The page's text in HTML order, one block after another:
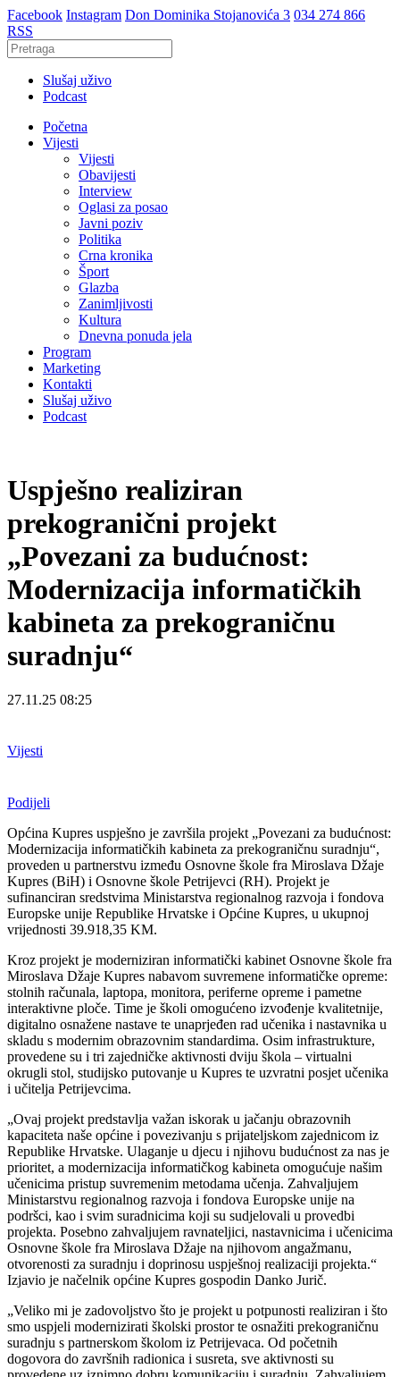
Facebook Instagram Don Dominika Stojanovića 3 034 274 866
RSS
Slušaj uživo
Podcast
Početna
Vijesti
Vijesti
Obavijesti
Interview
Oglasi za posao
Javni poziv
Politika
Crna kronika
Šport
Glazba
Zanimljivosti
Kultura
Dnevna ponuda jela
Program
Marketing
Kontakti
Slušaj uživo
Podcast
Uspješno realiziran
prekogranični projekt
„Povezani za budućnost:
Modernizacija informatičkih
kabineta za prekograničnu
suradnju“
27.11.25 08:25
Vijesti
Podijeli
Općina Kupres uspješno je završila projekt „Povezani za budućnost:
Modernizacija informatičkih kabineta za prekograničnu suradnju“,
proveden u partnerstvu između Osnovne škole fra Miroslava Džaje
Kupres (BiH) i Osnovne škole Petrijevci (RH). Projekt je
sufinanciran sredstvima Ministarstva regionalnog razvoja i fondova
Europske unije Republike Hrvatske i Općine Kupres, u ukupnoj
vrijednosti 39.918,35 KM.
Kroz projekt je moderniziran informatički kabinet Osnovne škole fra
Miroslava Džaje Kupres nabavom suvremene informatičke opreme:
stolnih računala, laptopa, monitora, periferne opreme i pametne
interaktivne ploče. Time je školi omogućeno izvođenje kvalitetnije,
digitalno osnažene nastave te unaprjeđen rad učenika i nastavnika u
skladu s modernim obrazovnim standardima. Osim infrastrukture,
provedene su i tri zajedničke aktivnosti dviju škola – virtualni
okrugli stol, studijsko putovanje u Kupres te uzvratni posjet učenika
i učitelja Petrijevcima.
„Ovaj projekt predstavlja važan iskorak u jačanju obrazovnih
kapaciteta naše općine i povezivanju s prijateljskom zajednicom iz
Republike Hrvatske. Ulaganje u djecu i njihovu budućnost za nas je
prioritet, a modernizacija informatičkog kabineta omogućuje našim
učenicima pristup suvremenim metodama učenja. Zahvaljujem
Ministarstvu regionalnog razvoja i fondova Europske unije na
podršci, kao i svim suradnicima koji su sudjelovali u provedbi
projekta. Posebno zahvaljujem ravnateljici, nastavnicima i učenicima
Osnovne škole fra Miroslava Džaje na njihovom angažmanu,
otvorenosti za suradnju i doprinosu uspješnoj realizaciji projekta.“
Izjavio je načelnik općine Kupres gospodin Danko Jurič.
„Veliko mi je zadovoljstvo što je projekt u potpunosti realiziran i što
smo uspjeli modernizirati školski prostor te osnažiti prekograničnu
suradnju s partnerskom školom iz Petrijevaca. Od početnih
dogovora do završnih radionica i susreta, sve aktivnosti su